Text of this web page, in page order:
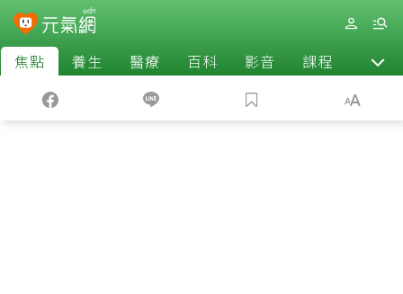
焦點 養生 醫療 百科 影音 課程 退休